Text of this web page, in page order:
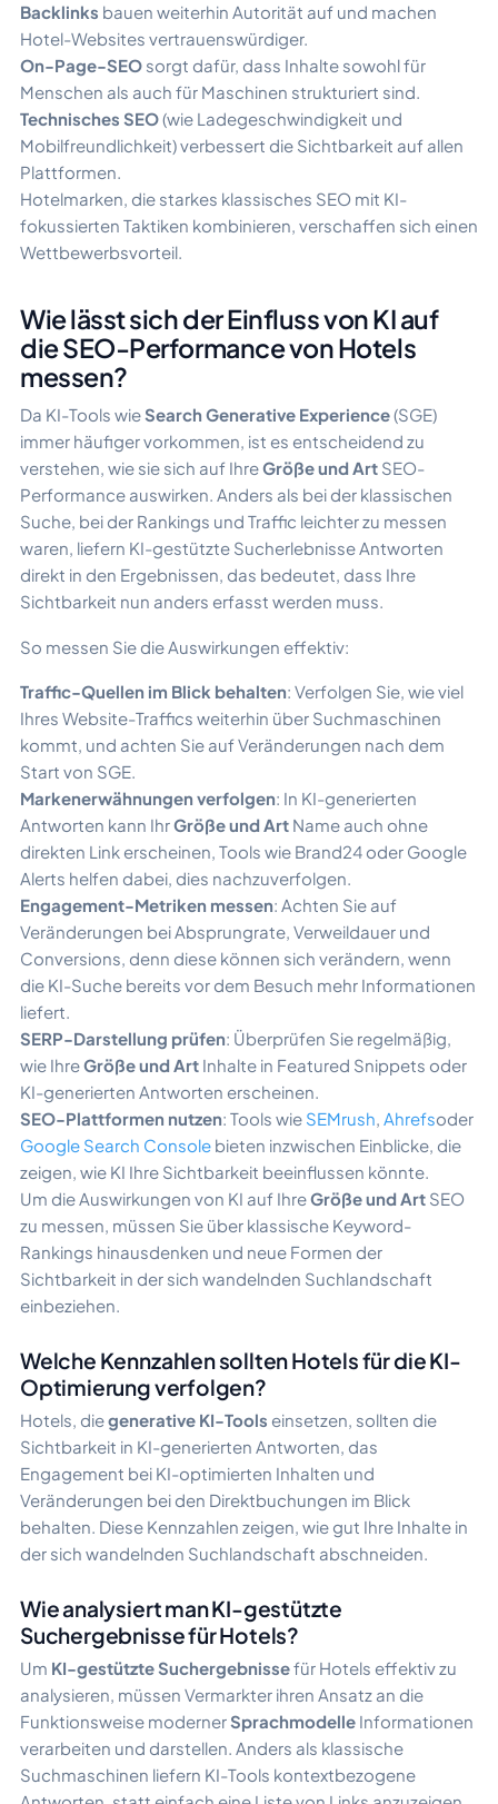
Backlinks bauen weiterhin Autorität auf und machen
Hotel-Websites vertrauenswürdiger.
On-Page-SEO sorgt dafür, dass Inhalte sowohl für
Menschen als auch für Maschinen strukturiert sind.
Technisches SEO(wie Ladegeschwindigkeit und
Mobilfreundlichkeit) verbessert die Sichtbarkeit auf allen
Plattformen.
Hotelmarken, die starkes klassisches SEO mit KI-
fokussierten Taktiken kombinieren, verschaffen sich einen
Wettbewerbsvorteil.
Wie lässt sich der Einfluss von KI auf
die SEO-Performance von Hotels
messen?
Da KI-Tools wieSearch Generative Experience(SGE)
immer häufiger vorkommen, ist es entscheidend zu
verstehen, wie sie sich auf IhreGröße und Art SEO-
Performance auswirken. Anders als bei der klassischen
Suche, bei der Rankings und Traffic leichter zu messen
waren, liefern KI-gestützte Sucherlebnisse Antworten
direkt in den Ergebnissen, das bedeutet, dass Ihre
Sichtbarkeit nun anders erfasst werden muss.
So messen Sie die Auswirkungen effektiv:
Traffic-Quellen im Blick behalten: Verfolgen Sie, wie viel
Ihres Website-Traffics weiterhin über Suchmaschinen
kommt, und achten Sie auf Veränderungen nach dem
Start von SGE.
Markenerwähnungen verfolgen: In KI-generierten
Antworten kann IhrGröße und Art Name auch ohne
direkten Link erscheinen, Tools wie Brand24 oder Google
Alerts helfen dabei, dies nachzuverfolgen.
Engagement-Metriken messen: Achten Sie auf
Veränderungen bei Absprungrate, Verweildauer und
Conversions, denn diese können sich verändern, wenn
die KI-Suche bereits vor dem Besuch mehr Informationen
liefert.
SERP-Darstellung prüfen: Überprüfen Sie regelmäßig,
wie IhreGröße und Art Inhalte in Featured Snippets oder
KI-generierten Antworten erscheinen.
SEO-Plattformen nutzen: Tools wie SEMrush, Ahrefsoder
Google Search Console bieten inzwischen Einblicke, die
zeigen, wie KI Ihre Sichtbarkeit beeinflussen könnte.
Um die Auswirkungen von KI auf IhreGröße und Art SEO
zu messen, müssen Sie über klassische Keyword-
Rankings hinausdenken und neue Formen der
Sichtbarkeit in der sich wandelnden Suchlandschaft
einbeziehen.
Welche Kennzahlen sollten Hotels für die KI-
Optimierung verfolgen?
Hotels, diegenerative KI-Tools einsetzen, sollten die
Sichtbarkeit in KI-generierten Antworten, das
Engagement bei KI-optimierten Inhalten und
Veränderungen bei den Direktbuchungen im Blick
behalten. Diese Kennzahlen zeigen, wie gut Ihre Inhalte in
der sich wandelnden Suchlandschaft abschneiden.
Wie analysiert man KI-gestützte
Suchergebnisse für Hotels?
Um KI-gestützte Suchergebnissefür Hotels effektiv zu
analysieren, müssen Vermarkter ihren Ansatz an die
Funktionsweise modernerSprachmodelle Informationen
verarbeiten und darstellen. Anders als klassische
Suchmaschinen liefern KI-Tools kontextbezogene